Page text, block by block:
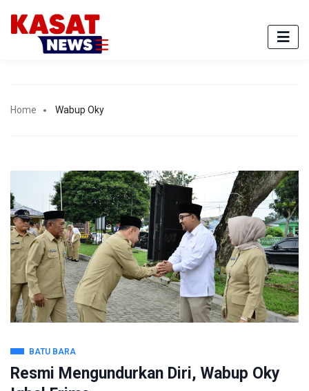
Home Wabup Oky
BATU BARA
Resmi Mengundurkan Diri, Wabup Oky